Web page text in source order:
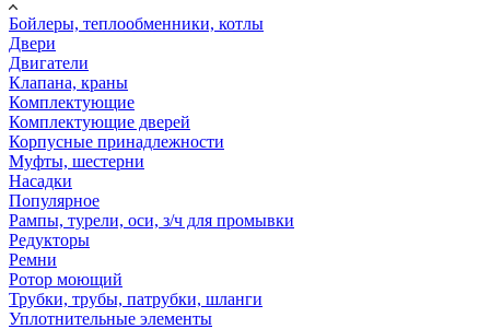
Бойлеры, теплообменники, котлы
Двери
Двигатели
Клапана, краны
Комплектующие
Комплектующие дверей
Корпусные принадлежности
Муфты, шестерни
Насадки
Популярное
Рампы, турели, оси, з/ч для промывки
Редукторы
Ремни
Ротор моющий
Трубки, трубы, патрубки, шланги
Уплотнительные элементы